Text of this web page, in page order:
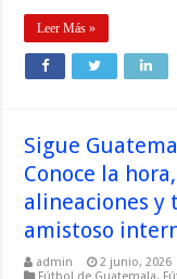
Leer Más »
Sigue
Conoce la
alineaciones y
amistoso
admin
2 junio, 2026